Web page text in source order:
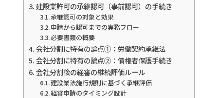
建設業許可の承継認可（事前認可）の手続き
承継認可の対象と効果
申請から認可までの実務フロー
必要書類の概要
会社分割に特有の論点①：労働契約承継法
会社分割に特有の論点②：債権者保護手続き
会社分割後の経審の継続評価ルール
建設業法施行規則に基づく承継評価
経審申請のタイミング設計